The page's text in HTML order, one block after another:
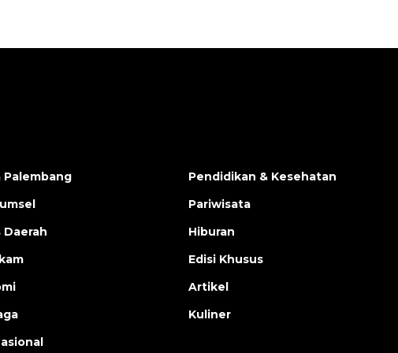
Pendidikan & Kesehatan
Pariwisata
Hiburan
Edisi Khusus
Artikel
Kuliner